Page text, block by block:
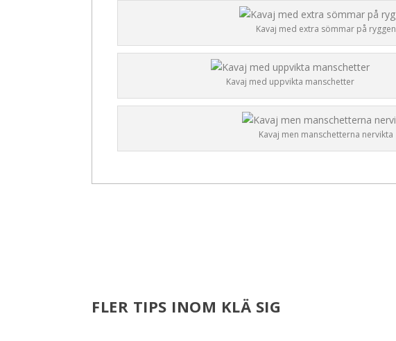
Kavaj med extra sömmar på ryggen
Kavaj med uppvikta manschetter
Kavaj men manschetterna nervikta
FLER TIPS INOM KLÄ SIG